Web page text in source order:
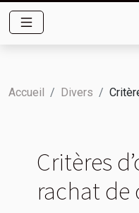
Accueil Divers
Critères
rachat de